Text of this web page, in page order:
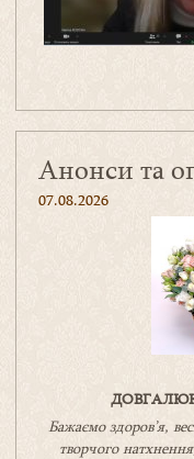
Анонси та
07.08.2026
Бажаємо здоров’я,
творчого